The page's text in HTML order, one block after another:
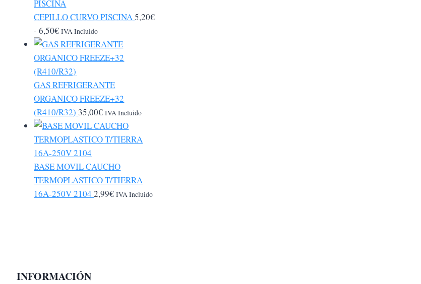
CEPILLO CURVO PISCINA5,20€
- 6,50€Rango
de
precios:
desde
5,20€
hasta
6,50€
IVA Incluido
GAS REFRIGERANTE
ORGANICO FREEZE+32
(R410/R32) 35,00€ IVA Incluido
BASE MOVIL CAUCHO
TERMOPLASTICO T/TIERRA
16A-250V 2104 2,99€ IVA Incluido
INFORMACIÓN